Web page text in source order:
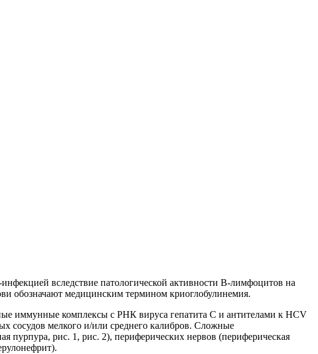
вследствие патологической активности В-лимфоцитов на
обозначают медицинским термином криоглобулинемия.
иммунные комплексы с РНК вируса гепатита С и антителами к HCV
сосудов мелкого и/или среднего калибров. Сложные
пурпура, рис. 1, рис. 2), периферических нервов (периферическая